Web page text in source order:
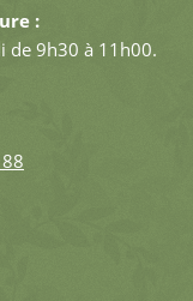
:
de 9h30 à 11h00.